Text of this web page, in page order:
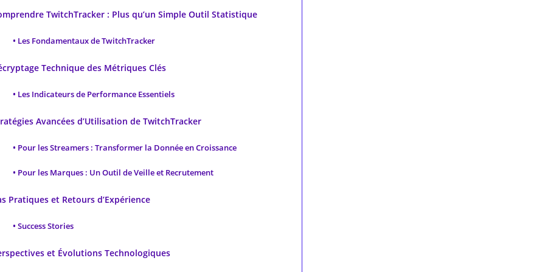
TwitchTracker : Plus qu’un Simple Outil Statistique
Les Fondamentaux de TwitchTracker
Technique des Métriques Clés
Les Indicateurs de Performance Essentiels
Avancées d’Utilisation de TwitchTracker
Pour les Streamers : Transformer la Donnée en Croissance
Pour les Marques : Un Outil de Veille et Recrutement
Pratiques et Retours d’Expérience
Success Stories
et Évolutions Technologiques